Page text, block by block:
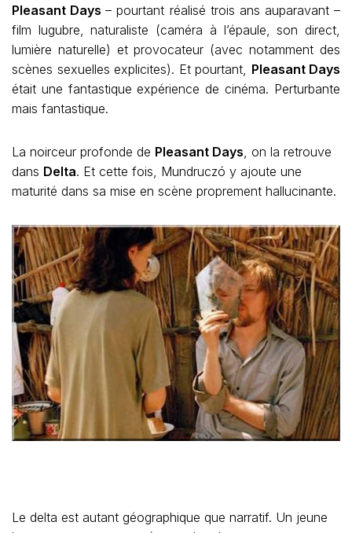
Pleasant Days– pourtant réalisé trois ans auparavant –
film lugubre, naturaliste (caméra à l’épaule, son direct,
lumière naturelle) et provocateur (avec notamment des
scènes sexuelles explicites). Et pourtant, Pleasant Days
était une fantastique expérience de cinéma. Perturbante
mais fantastique.
La noirceur profonde de Pleasant Days, on la retrouve
dans Delta. Et cette fois, Mundruczó y ajoute une
maturité dans sa mise en scène proprement hallucinante.
Le delta est autant géographique que narratif. Un jeune